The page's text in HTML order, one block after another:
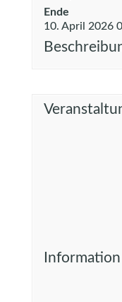
Ende
10. April 2026
Information